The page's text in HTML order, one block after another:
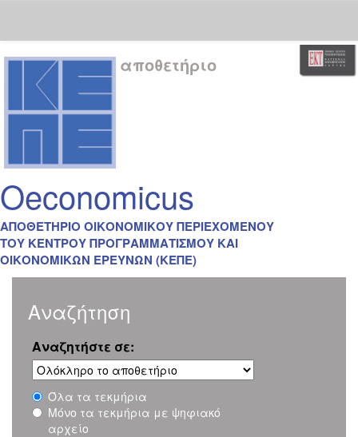
Skip
navigation
αποθετήριο
Oeconomicus
ΑΠΟΘΕΤΗΡΙΟ ΟΙΚΟΝΟΜΙΚΟΥ ΠΕΡΙΕΧΟΜΕΝΟΥ
ΤΟΥ ΚΕΝΤΡΟΥ ΠΡΟΓΡΑΜΜΑΤΙΣΜΟΥ ΚΑΙ
ΟΙΚΟΝΟΜΙΚΩΝ ΕΡΕΥΝΩΝ (ΚΕΠΕ)
Αναζήτηση
Αναζητήστε σε:
Όλα τα τεκμήρια
Μόνο τα τεκμήρια με ψηφιακό
αρχείο